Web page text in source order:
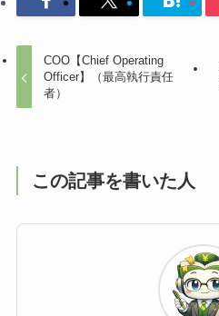
COO【Chief Operating
Officer】（最高執行責任
者）
この記事を書いた人